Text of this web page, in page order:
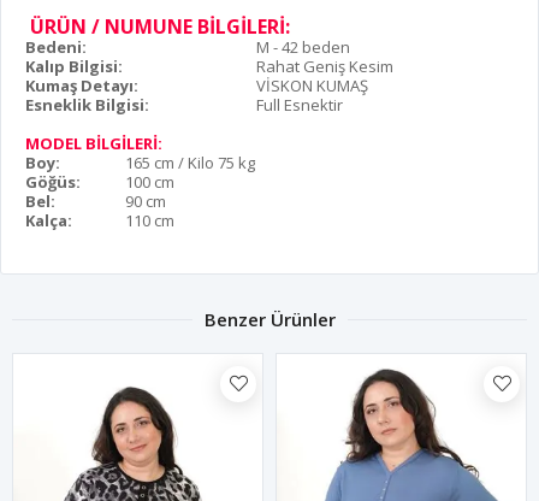
ÜRÜN / NUMUNE BİLGİLERİ:
Bedeni:
M - 42 beden
Kalıp Bilgisi:
Rahat Geniş Kesim
Kumaş Detayı:
VİSKON KUMAŞ
Esneklik Bilgisi:
Full Esnektir
MODEL BİLGİLERİ:
Boy:
165 cm / Kilo 75 kg
Göğüs:
100 cm
Bel:
90 cm
Kalça:
110 cm
Benzer Ürünler